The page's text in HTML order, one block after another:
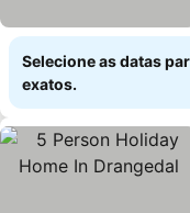
Selecione as datas
exatos.